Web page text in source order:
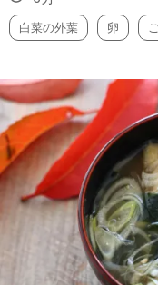
白菜の外葉 卵